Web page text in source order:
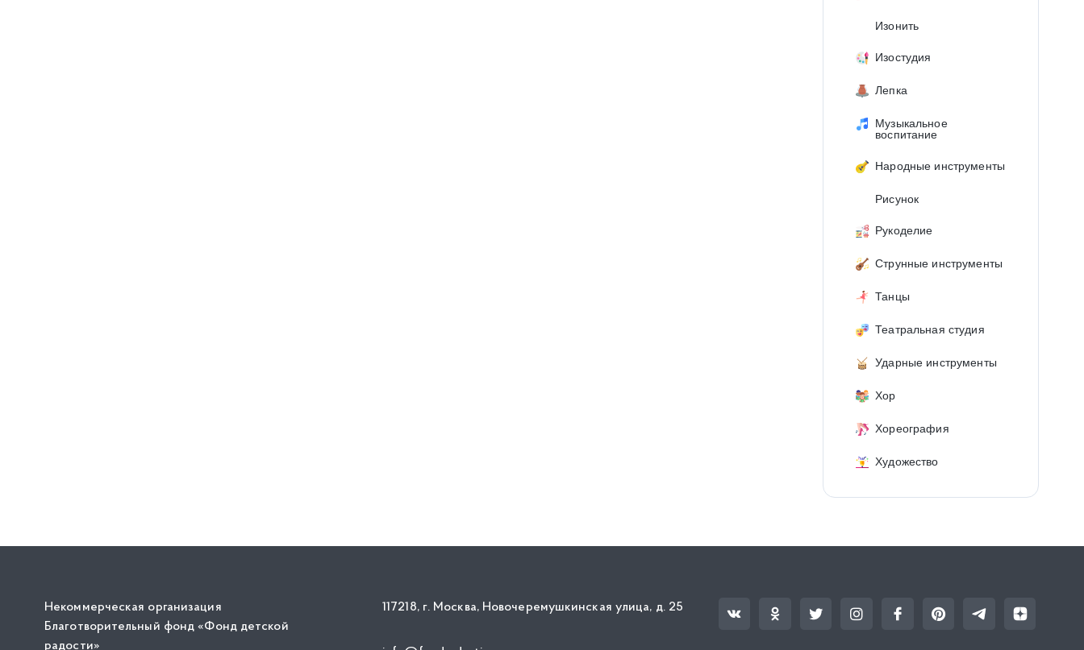
Изонить
Изостудия
Лепка
Музыкальное
воспитание
Народные инструменты
Рисунок
Рукоделие
Струнные инструменты
Танцы
Театральная студия
Ударные инструменты
Хор
Хореография
Художество
Некоммерческая организация
Благотворительный фонд «Фонд детской
радости»
117218, г. Москва, Новочеремушкинская улица, д. 25